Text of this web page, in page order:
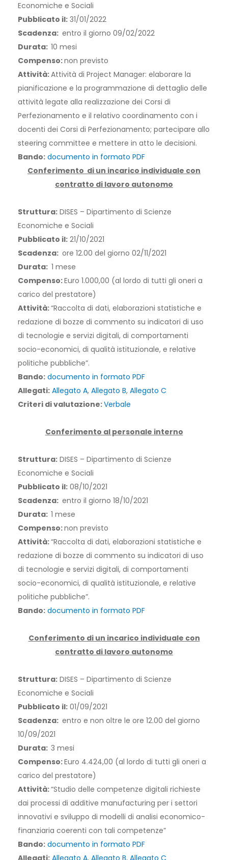
Economiche e Sociali
Pubblicato il: 31/01/2022
Scadenza: entro il giorno 09/02/2022
Durata: 10 mesi
Compenso:non previsto
Attività:Attività di Project Manager: elaborare la
pianificazione e la programmazione di dettaglio delle
attività legate alla realizzazione dei Corsi di
Perfezionamento e il relativo coordinamento con i
docenti dei Corsi di Perfezionamento; partecipare allo
steering committee e mettere in atto le decisioni.
Bando: documento in formato PDF
Conferimento di un incarico individuale con
contratto di lavoro autonomo
Struttura: DISES – Dipartimento di Scienze
Economiche e Sociali
Pubblicato il: 21/10/2021
Scadenza: ore 12.00 del giorno 02/11/2021
Durata: 1 mese
Compenso:Euro 1.000,00 (al lordo di tutti gli oneri a
carico del prestatore)
Attività:“Raccolta di dati, elaborazioni statistiche e
redazione di bozze di commento su indicatori di uso
di tecnologie e servizi digitali, di comportamenti
socio-economici, di qualità istituzionale, e relative
politiche pubbliche”.
Bando: documento in formato PDF
Allegati: Allegato A, Allegato B, Allegato C
Criteri di valutazione:Verbale
Conferimento al personale interno
Struttura: DISES – Dipartimento di Scienze
Economiche e Sociali
Pubblicato il: 08/10/2021
Scadenza: entro il giorno 18/10/2021
Durata: 1 mese
Compenso:non previsto
Attività:“Raccolta di dati, elaborazioni statistiche e
redazione di bozze di commento su indicatori di uso
di tecnologie e servizi digitali, di comportamenti
socio-economici, di qualità istituzionale, e relative
politiche pubbliche”.
Bando: documento in formato PDF
Conferimento di un incarico individuale con
contratto di lavoro autonomo
Struttura: DISES – Dipartimento di Scienze
Economiche e Sociali
Pubblicato il: 01/09/2021
Scadenza: entro e non oltre le ore 12.00 del giorno
10/09/2021
Durata: 3 mesi
Compenso:Euro 4.424,00 (al lordo di tutti gli oneri a
carico del prestatore)
Attività:“Studio delle competenze digitali richieste
dai processi di additive manufacturing per i settori
innovativi e sviluppo di modelli di analisi economico-
finanziaria coerenti con tali competenze”
Bando: documento in formato PDF